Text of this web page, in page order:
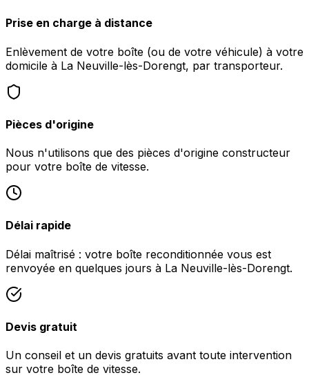
Prise en charge à distance
Enlèvement de votre boîte (ou de votre véhicule) à votre
domicile à La Neuville-lès-Dorengt, par transporteur.
Pièces d'origine
Nous n'utilisons que des pièces d'origine constructeur
pour votre boîte de vitesse.
Délai rapide
Délai maîtrisé : votre boîte reconditionnée vous est
renvoyée en quelques jours à La Neuville-lès-Dorengt.
Devis gratuit
Un conseil et un devis gratuits avant toute intervention
sur votre boîte de vitesse.